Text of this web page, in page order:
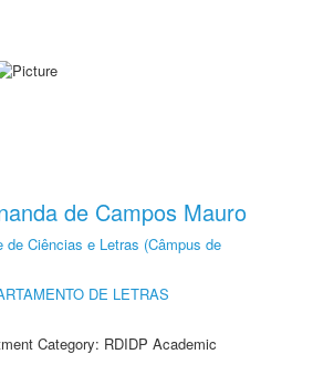
de Campos Mauro
de Ciências e Letras (Câmpus de
DE LETRAS
Category: RDIDP Academic